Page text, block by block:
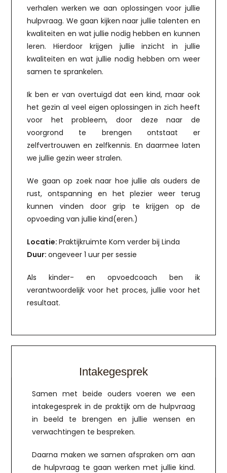
Intakegesprek
Samen met beide ouders voeren we een
intakegesprek in de praktijk om de hulpvraag
in beeld te brengen en jullie wensen en
verwachtingen te bespreken.
Daarna maken we samen afspraken om aan
de hulpvraag te gaan werken met jullie kind.
verhalen werken we aan oplossingen voor jullie
hulpvraag. We gaan kijken naar jullie talenten en
kwaliteiten en wat jullie nodig hebben en kunnen
leren. Hierdoor krijgen jullie inzicht in jullie
kwaliteiten en wat jullie nodig hebben om weer
samen te sprankelen.
Ik ben er van overtuigd dat een kind, maar ook
het gezin al veel eigen oplossingen in zich heeft
voor het probleem, door deze naar de
voorgrond te brengen ontstaat er
zelfvertrouwen en zelfkennis. En daarmee laten
we jullie gezin weer stralen.
We gaan op zoek naar hoe jullie als ouders de
rust, ontspanning en het plezier weer terug
kunnen vinden door grip te krijgen op de
opvoeding van jullie kind(eren.)
Locatie:Praktijkruimte Kom verder bij Linda
Duur:ongeveer 1 uur per sessie
Als kinder- en opvoedcoach ben ik
verantwoordelijk voor het proces, jullie voor het
resultaat.